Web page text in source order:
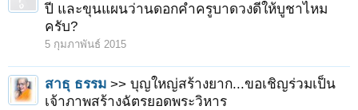
ปี และขุนแผนว่านดอกคำครูบาดวงดีให้บูชาไหม
ครับ?
5 กุมภาพันธ์ 2015
สาธุ ธรรม >> บุญใหญ่สร้างยาก...ขอเชิญร่วมเป็น
เจ้าภาพสร้างฉัตรยอดพระวิหาร